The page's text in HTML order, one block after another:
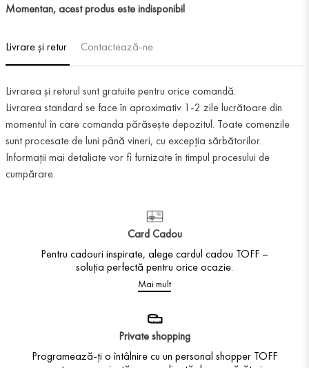
Momentan, acest produs este indisponibil
Livrare și retur Contactează-ne
Livrarea și returul sunt gratuite pentru orice comandă.
Livrarea standard se face în aproximativ 1-2 zile lucrătoare din
momentul în care comanda părăsește depozitul. Toate comenzile
sunt procesate de luni până vineri, cu excepția sărbătorilor.
Informații mai detaliate vor fi furnizate în timpul procesului de
cumpărare.
Card Cadou
Pentru cadouri inspirate, alege cardul cadou TOFF –
soluția perfectă pentru orice ocazie.
Mai mult
Private shopping
Programează-ți o întâlnire cu un personal shopper TOFF